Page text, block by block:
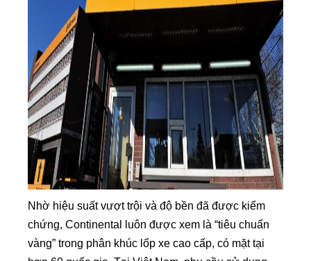
Nhờ hiệu suất vượt trội và độ bền đã được kiểm
chứng, Continental luôn được xem là “tiêu chuẩn
vàng” trong phân khúc lốp xe cao cấp, có mặt tại